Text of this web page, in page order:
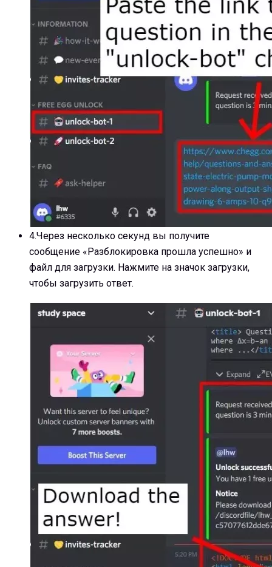
4.Через несколько секунд вы получите
сообщение «Разблокировка прошла успешно» и
файл для загрузки. Нажмите на значок загрузки,
чтобы загрузить ответ.